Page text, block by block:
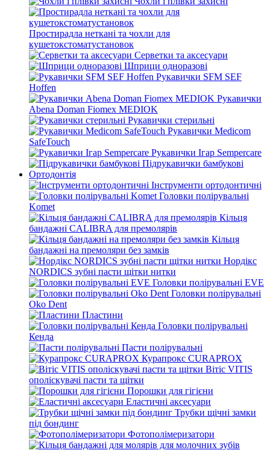
Простирадла неткані та чохли для
кушетокстоматустановок
Серветки та аксесуари
Шприци одноразові
Рукавички SFM SEF
Hoffen
Рукавички
Abena Doman Fiomex MEDIOK
Рукавички стерильні
Рукавички Medicom
SafeTouch
Рукавички Ігар Sempercare
Підрукавички бамбукові
Ортодонтія
Інструменти ортодонтичні
Головки полірувальні
Komet
Кільця
бандажні CALIBRA для премолярів
Кільця
бандажні на премоляри без замків
Нордікс
NORDICS зубні пасти щітки нитки
Головки полірувальні EVE
Головки полірувальні
Oko Dent
Пластини
Головки полірувальні
Кенда
Пасти полірувальні
Курапрокс CURAPROX
Вітіс VITIS
ополіскувачі пасти та щітки
Порошки для гігієни
Еластичні аксесуари
Трубки щічні замки
під бондинг
Фотополімеризатори